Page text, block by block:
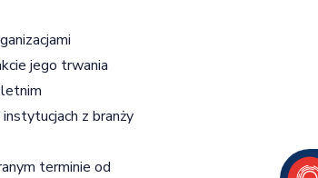
jego trwania
z branży
terminie od